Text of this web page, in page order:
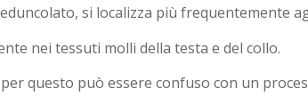
si localizza più frequentemente
nei tessuti molli della testa e del collo.
questo può essere confuso con un